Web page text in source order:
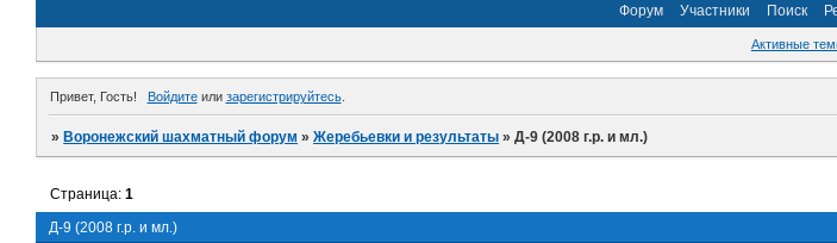
Форум Участники Поиск
Активные
Привет, Гость! Войдитеили зарегистрируйтесь.
»Воронежский шахматный форум »Жеребьевки и результаты »Д-9 (2008 г.р. и мл.)
Д-9 (2008 г.р. и мл.)
Страница:1